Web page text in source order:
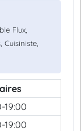
Flux,
19:00
19:00